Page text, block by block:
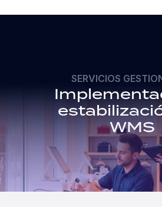
SERVICIOS
WMS